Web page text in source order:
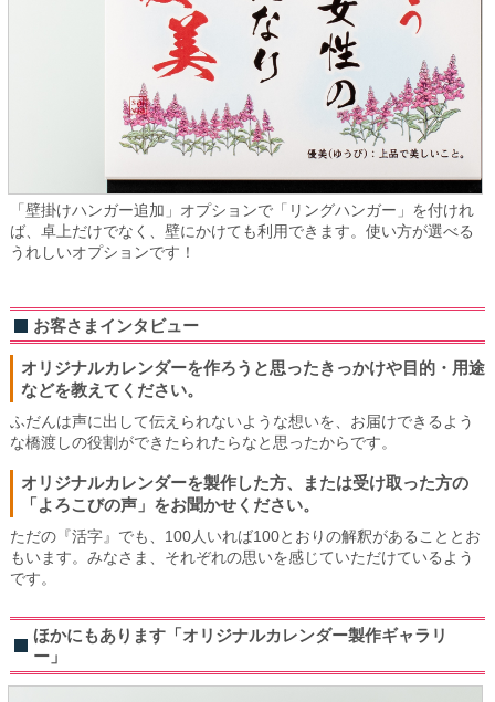
「壁掛けハンガー追加」オプションで「リングハンガー」を付けれ
ば、卓上だけでなく、壁にかけても利用できます。使い方が選べる
うれしいオプションです！
お客さまインタビュー
オリジナルカレンダーを作ろうと思ったきっかけや目的・用途
などを教えてください。
ふだんは声に出して伝えられないような想いを、お届けできるよう
な橋渡しの役割ができたられたらなと思ったからです。
オリジナルカレンダーを製作した方、または受け取った方の
「よろこびの声」をお聞かせください。
ただの『活字』でも、100人いれば100とおりの解釈があることとお
もいます。みなさま、それぞれの思いを感じていただけているよう
です。
ほかにもあります「オリジナルカレンダー製作ギャラリ
ー」